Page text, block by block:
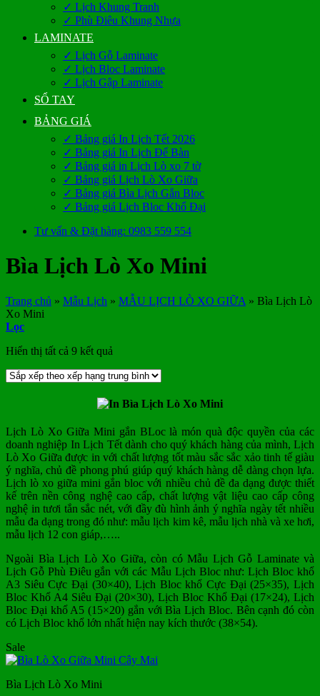
✓ Lịch Khung Tranh
✓ Phù Điêu Khung Nhựa
LAMINATE
✓ Lịch Gỗ Laminate
✓ Lịch Bloc Laminate
✓ Lịch Gập Laminate
SỔ TAY
BẢNG GIÁ
✓ Bảng giá In Lịch Tết 2026
✓ Bảng giá In Lịch Để Bàn
✓ Bảng giá in Lịch Lò xo 7 tờ
✓ Bảng giá Lịch Lò Xo Giữa
✓ Bảng giá Bìa Lịch Gắn Bloc
✓ Bảng giá Lịch Bloc Khổ Đại
Tư vấn & Đặt hàng: 0983 559 554
Bìa Lịch Lò Xo Mini
Trang chủ » Mẫu Lịch » MẪU LỊCH LÒ XO GIỮA » Bìa Lịch Lò
Xo Mini
Lọc
Hiển thị tất cả 9 kết quả
xếp
xếp
trung
bình
Lịch Lò Xo Giữa Mini gắn BLoc là món quà độc quyền của các
doanh nghiệp In Lịch Tết dành cho quý khách hàng của mình, Lịch
Lò Xo Giữa được in với chất lượng tốt màu sắc sắc xảo tinh tế giàu
ý nghĩa, chủ đề phong phú giúp quý khách hàng dễ dàng chọn lựa.
Lịch lò xo giữa mini gắn bloc với nhiều chủ đề đa dạng được thiết
kế trên nền công nghệ cao cấp, chất lượng vật liệu cao cấp công
nghệ in tươi tắn sắc nét, với đầy đù hình ảnh ý nghĩa ngày tết nhiều
mẫu đa dạng trong đó như: mẫu lịch kim kê, mẫu lịch nhà và xe hơi,
mẫu lịch 12 con giáp,…..
Ngoài Bìa Lịch Lò Xo Giữa, còn có Mẫu Lịch Gỗ Laminate và
Lịch Gỗ Phù Điêu gắn với các Mẫu Lịch Bloc như: Lịch Bloc khổ
A3 Siêu Cực Đại (30×40), Lịch Bloc khổ Cực Đại (25×35), Lịch
Bloc Khổ A4 Siêu Đại (20×30), Lịch Bloc Khổ Đại (17×24), Lịch
Bloc Đại khổ A5 (15×20) gắn với Bìa Lịch Bloc. Bên cạnh đó còn
có Lịch Bloc khổ lớn nhất hiện nay kích thước (38×54).
Sale
Bìa Lịch Lò Xo Mini